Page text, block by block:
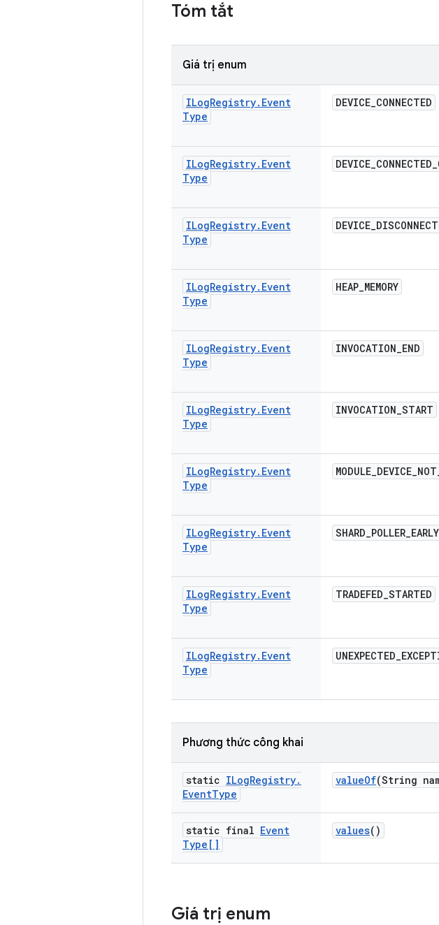
Tóm tắt
Giá trị enum
ILogRegistry. Event
Type
DEVICE_CONNECTED
ILogRegistry. Event
Type
DEVICE_CONNECTED_
ILogRegistry. Event
Type
DEVICE_
ILogRegistry. Event
Type
HEAP_MEMORY
ILogRegistry. Event
Type
INVOCATION_END
ILogRegistry. Event
Type
INVOCATION_START
ILogRegistry. Event
Type
MODULE_DEVICE_NOT
ILogRegistry. Event
Type
SHARD_POLLER_EARLY
ILogRegistry. Event
Type
TRADEFED_STARTED
ILogRegistry. Event
Type
UNEXPECTED_
Phương thức công khai
static ILogRegistry.
EventType
valueOf(String
static final Event
Type[]
values()
Giá trị enum